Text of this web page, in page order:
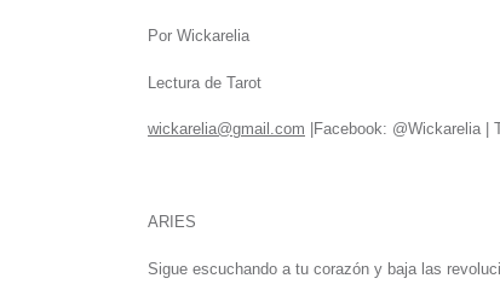
Por Wickarelia
Lectura de Tarot
wickarelia@gmail.com |Facebook: @Wickarelia |
ARIES
Sigue escuchando a tu corazón y baja las